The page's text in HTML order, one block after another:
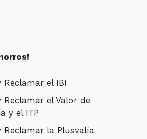
Reclamar el IBI
Reclamar el Valor de
y el ITP
Reclamar la Plusvalía